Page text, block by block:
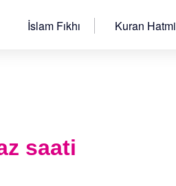
İslam Fıkhı Kuran Hatmi
saati